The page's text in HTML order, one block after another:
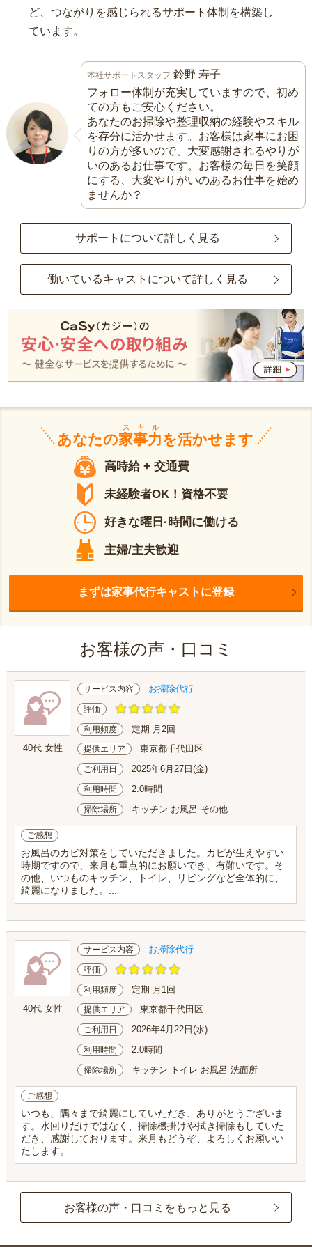
ど、つながりを感じられるサポート体制を構築し
ています。
本社サポートスタッフ 鈴野 寿子
フォロー体制が充実していますので、初め
ての方もご安心ください。
あなたのお掃除や整理収納の経験やスキル
を存分に活かせます。お客様は家事にお困
りの方が多いので、大変感謝されるやりが
いのあるお仕事です。お客様の毎日を笑顔
にする、大変やりがいのあるお仕事を始め
ませんか？
サポートについて詳しく見る
働いているキャストについて詳しく見る
あなたの家事力
スキル
を活かせます
高時給 + 交通費
未経験者OK！資格不要
好きな曜日·時間に働ける
主婦/主夫歓迎
まずは家事代行キャストに登録
お客様の声・口コミ
40代 女性
サービス内容 お掃除代行
評価
利用頻度 定期 月2回
提供エリア 東京都千代田区
ご利用日 2025年6月27日(金)
利用時間 2.0時間
掃除場所 キッチン お風呂 その他
ご感想
お風呂のカビ対策をしていただきました。カビが生えやすい
時期ですので、来月も重点的にお願いでき、有難いです。そ
の他、いつものキッチン、トイレ、リビングなど全体的に、
綺麗になりました。...
40代 女性
サービス内容 お掃除代行
評価
利用頻度 定期 月1回
提供エリア 東京都千代田区
ご利用日 2026年4月22日(水)
利用時間 2.0時間
掃除場所 キッチン トイレ お風呂 洗面所
ご感想
いつも、隅々まで綺麗にしていただき、ありがとうございま
す。水回りだけではなく、掃除機掛けや拭き掃除もしていた
だき、感謝しております。来月もどうぞ、よろしくお願いい
たします。
お客様の声・口コミをもっと見る